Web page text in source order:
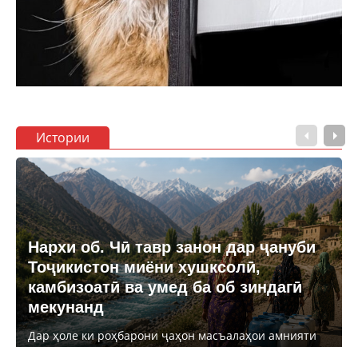
Истории
Нархи об. Чӣ тавр занон дар ҷануби
Тоҷикистон миёни хушксолӣ,
камбизоатӣ ва умед ба об зиндагӣ
мекунанд
Дар ҳоле ки роҳбарони ҷаҳон масъалаҳои амнияти